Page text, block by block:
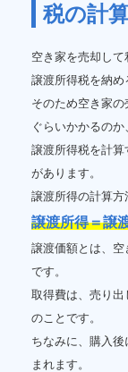
税の計
空き家を売却し
譲渡所得税を納め
そのため空き家
ぐらいかかるの
譲渡所得税を計
があります。
譲渡所得の計算方
譲渡所得＝譲
譲渡価額とは、空
です。
取得費は、売り
のことです。
ちなみに、購入
まれます。